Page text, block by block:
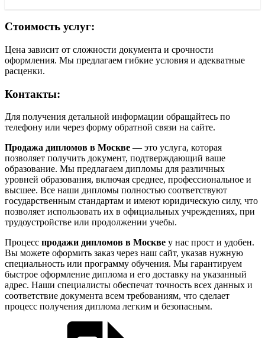
Стоимость услуг:
Цена зависит от сложности документа и срочности
оформления. Мы предлагаем гибкие условия и адекватные
расценки.
Контакты:
Для получения детальной информации обращайтесь по
телефону или через форму обратной связи на сайте.
Продажа дипломов в Москве — это услуга, которая
позволяет получить документ, подтверждающий ваше
образование. Мы предлагаем дипломы для различных
уровней образования, включая среднее, профессиональное и
высшее. Все наши дипломы полностью соответствуют
государственным стандартам и имеют юридическую силу, что
позволяет использовать их в официальных учреждениях, при
трудоустройстве или продолжении учебы.
Процесс продажи дипломов в Москве у нас прост и удобен.
Вы можете оформить заказ через наш сайт, указав нужную
специальность или программу обучения. Мы гарантируем
быстрое оформление диплома и его доставку на указанный
адрес. Наши специалисты обеспечат точность всех данных и
соответствие документа всем требованиям, что сделает
процесс получения диплома легким и безопасным.